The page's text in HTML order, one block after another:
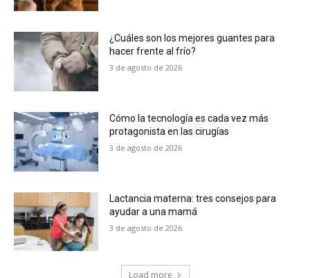
¿Cuáles son los mejores guantes para
hacer frente al frío?
3 de agosto de 2026
Cómo la tecnología es cada vez más
protagonista en las cirugías
3 de agosto de 2026
Lactancia materna: tres consejos para
ayudar a una mamá
3 de agosto de 2026
Load more